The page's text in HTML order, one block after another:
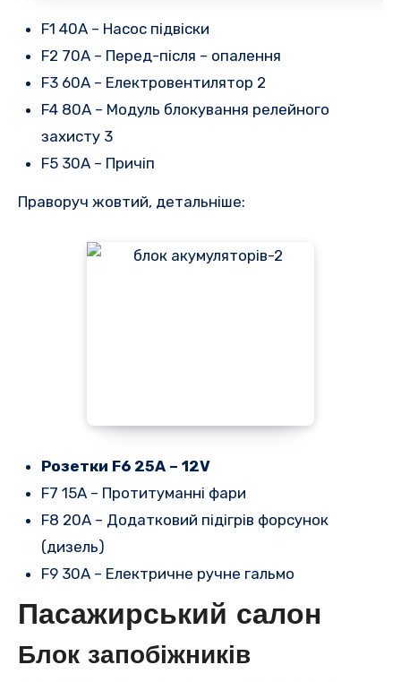
F1 40A – Насос підвіски
F2 70A – Перед-після – опалення
F3 60A – Електровентилятор 2
F4 80A – Модуль блокування релейного
захисту 3
F5 30A – Причіп
Праворуч жовтий, детальніше:
Розетки F6 25A – 12V
F7 15A – Протитуманні фари
F8 20A – Додатковий підігрів форсунок
(дизель)
F9 30A – Електричне ручне гальмо
Пасажирський салон
Блок запобіжників